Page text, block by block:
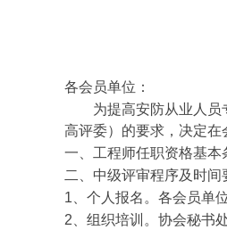
各会员单位：
为提高安防从业人
高评委）的要求，决定在
一、工程师任职资格基本
二、中级评审程序及时间
1 、个人报名。各会员单
2 、组织培训。协会秘书